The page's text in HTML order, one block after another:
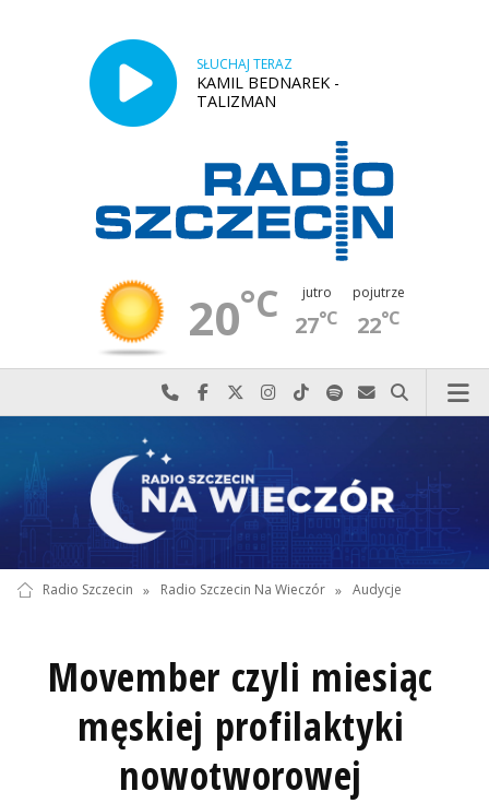
SŁUCHAJ TERAZ
KAMIL BEDNAREK -
TALIZMAN
20°C jutro
27°C
pojutrze
22°C
Najlepiej po prostu do nas zadzwoń
Odwiedź nas na Facebook-u
Odwiedź nas na X
Odwiedź nas na Instagram-ie
Odwiedź nas na TikTok-u
Szukaj nas na Spotify
Wyślij do nas
Szukaj
Radio Szczecin » Radio Szczecin Na Wieczór » Audycje
Movember czyli miesiąc
męskiej profilaktyki
nowotworowej